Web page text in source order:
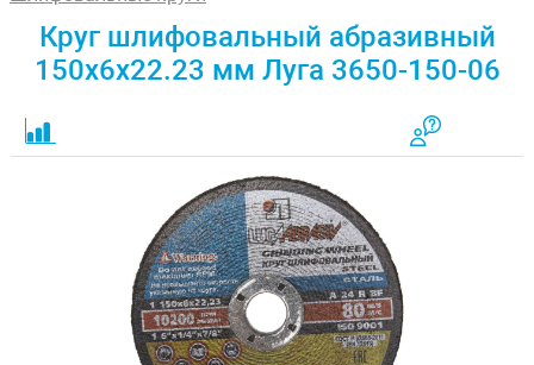
Круг шлифовальный абразивный
150x6x22.23 мм Луга 3650-150-06